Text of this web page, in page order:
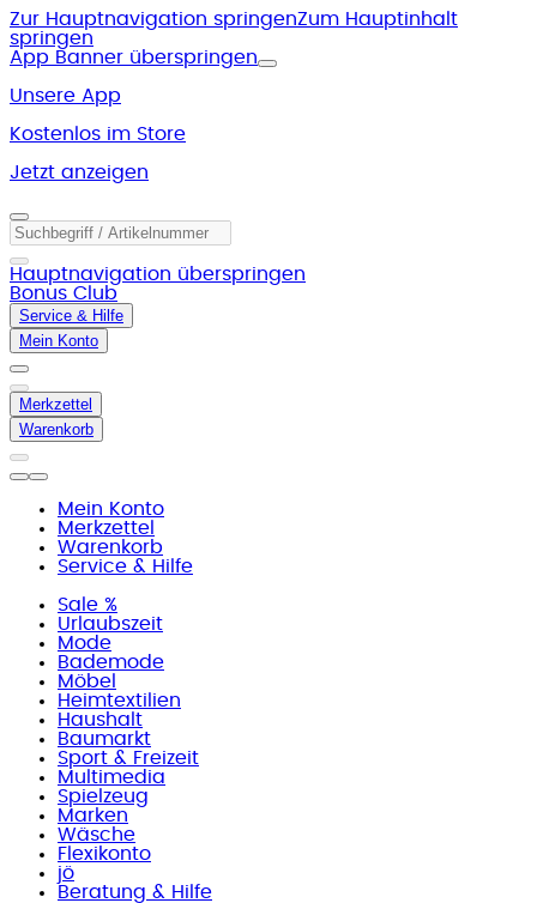
Zur Hauptnavigation springenZum Hauptinhalt
springen
App Banner überspringen
Unsere App
Kostenlos im Store
Jetzt anzeigen
Hauptnavigation überspringen
Bonus Club
Service & Hilfe
Mein Konto
Merkzettel
Warenkorb
Mein Konto
Merkzettel
Warenkorb
Service & Hilfe
Sale %
Urlaubszeit
Mode
Bademode
Möbel
Heimtextilien
Haushalt
Baumarkt
Sport & Freizeit
Multimedia
Spielzeug
Marken
Wäsche
Flexikonto
jö
Beratung & Hilfe